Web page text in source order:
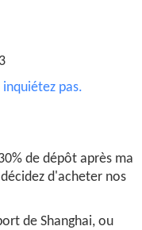
inquiétez pas.
de dépôt après ma
d'acheter nos
de Shanghai, ou